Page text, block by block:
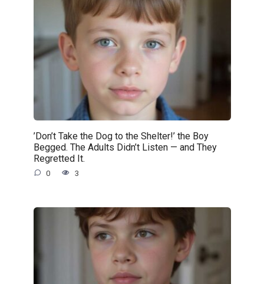
’Don’t Take the Dog to the Shelter!’ the Boy
Begged. The Adults Didn’t Listen — and They
Regretted It.
0 3